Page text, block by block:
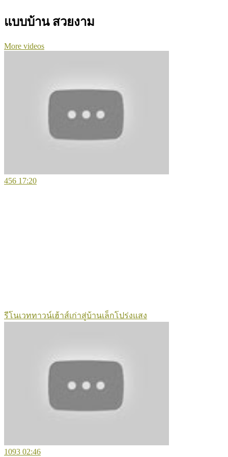
แบบบ้าน สวยงาม
More videos
456 17:20
รีโนเวททาวน์เฮ้าส์เก่าสู่บ้านเล็กโปร่งแสง
1093 02:46